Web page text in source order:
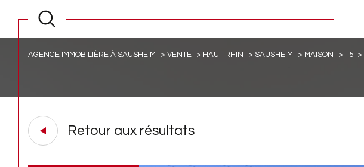
AGENCE IMMOBILIÈRE À SAUSHEIM VENTE HAUT RHIN SAUSHEIM MAISON T5
Retour aux résultats